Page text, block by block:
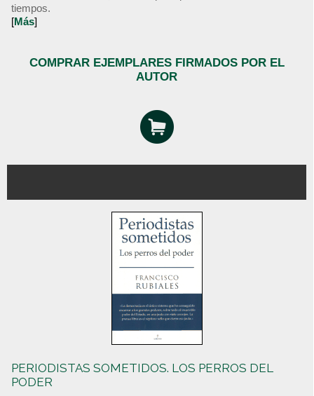
tiempos.
[Más]
COMPRAR EJEMPLARES FIRMADOS POR EL
AUTOR
PERIODISTAS SOMETIDOS. LOS PERROS DEL
PODER